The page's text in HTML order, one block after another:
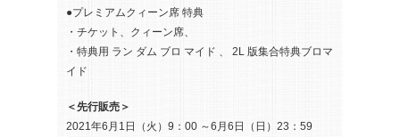
●プレミアムクィーン席 特典
・チケット、クィーン席、
・特典用 ラン ダム ブロ マイド 、 2L 版集合特典ブロマ
イド
＜先行販売＞
2021年6月1日（火）9：00 ～6月6日（日）23：59